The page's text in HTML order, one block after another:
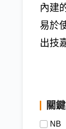
內建
易於
出技
關
NB